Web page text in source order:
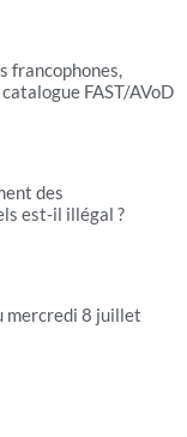
francophones,
FAST/AVoD
des
est-il illégal ?
mercredi 8 juillet